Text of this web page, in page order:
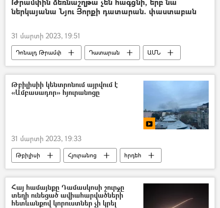
Արմեն Ռուստամյան
ներկայանա Նյու Յորքի դատարան. փաստաբան
31 մարտի 2023, 19:51
Դոնալդ Թրամփ Դատարան ԱՄՆ
Թբիլիսիի կենտրոնում այրվում է
«Ամբասադոր» հյուրանոցը
31 մարտի 2023, 19:33
Թբիլիսի Հյուրանոց հրդեհ
Հայ համայնքը Դամասկոսի շուրջը
տեղի ունեցած ավիահարվածների
հետևանքով կորուստներ չի կրել